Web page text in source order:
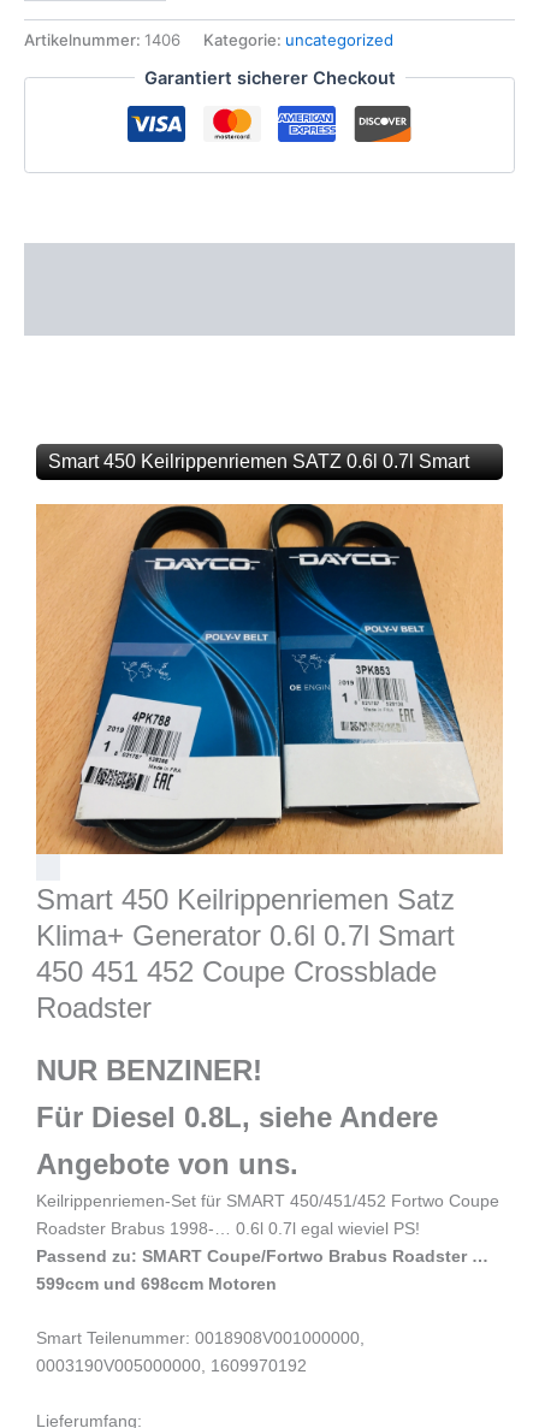
Klima
Generator
450
Artikelnummer: 1406 Kategorie: uncategorized
Garantiert sicherer Checkout
Smart 450 Keilrippenriemen SATZ 0.6l 0.7l Smart
Smart 450 Keilrippenriemen Satz
Klima+ Generator 0.6l 0.7l Smart
450 451 452 Coupe Crossblade
Roadster
NUR BENZINER!
Für Diesel 0.8L, siehe Andere
Angebote von uns.
Keilrippenriemen-Set für SMART 450/451/452 Fortwo Coupe
Roadster Brabus 1998-… 0.6l 0.7l egal wieviel PS!
Passend zu: SMART Coupe/Fortwo Brabus Roadster …
599ccm und 698ccm Motoren
Smart Teilenummer: 0018908V001000000,
0003190V005000000, 1609970192
Lieferumfang: